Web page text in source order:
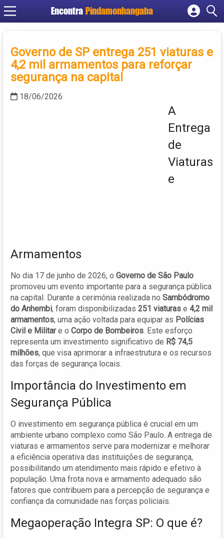
Encontra Pindamonhangaba
Cadastrar empresa
Criar conta
Governo de SP entrega 251 viaturas e
4,2 mil armamentos para reforçar
segurança na capital
18/06/2026
A
Entrega
de
Viaturas
e
Armamentos
No dia 17 de junho de 2026, o Governo de São Paulo
promoveu um evento importante para a segurança pública
na capital. Durante a cerimônia realizada no Sambódromo
do Anhembi, foram disponibilizadas 251 viaturas e 4,2 mil
armamentos, uma ação voltada para equipar as Polícias
Civil e Militare o Corpo de Bombeiros. Este esforço
representa um investimento significativo de R$ 74,5
milhões, que visa aprimorar a infraestrutura e os recursos
das forças de segurança locais.
Importância do Investimento em
Segurança Pública
O investimento em segurança pública é crucial em um
ambiente urbano complexo como São Paulo. A entrega de
viaturas e armamentos serve para modernizar e melhorar
a eficiência operativa das instituições de segurança,
possibilitando um atendimento mais rápido e efetivo à
população. Uma frota nova e armamento adequado são
fatores que contribuem para a percepção de segurança e
confiança da comunidade nas forças policiais.
Megaoperação Integra SP: O que é?